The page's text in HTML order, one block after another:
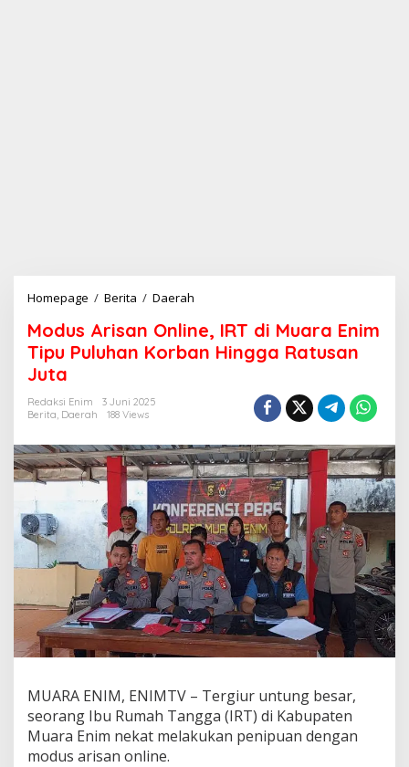
Homepage / Berita / Daerah
d
u
s
a
n
O
n
l
i
n
e
,
R
T
d
i
r
a
Modus Arisan Online, IRT di Muara Enim
Tipu Puluhan Korban Hingga Ratusan
Juta
Redaksi Enim
3 Juni 2025
Berita, Daerah 188 Views
MUARA ENIM, ENIMTV – Tergiur untung besar,
seorang Ibu Rumah Tangga (IRT) di Kabupaten
Muara Enim nekat melakukan penipuan dengan
modus arisan online.